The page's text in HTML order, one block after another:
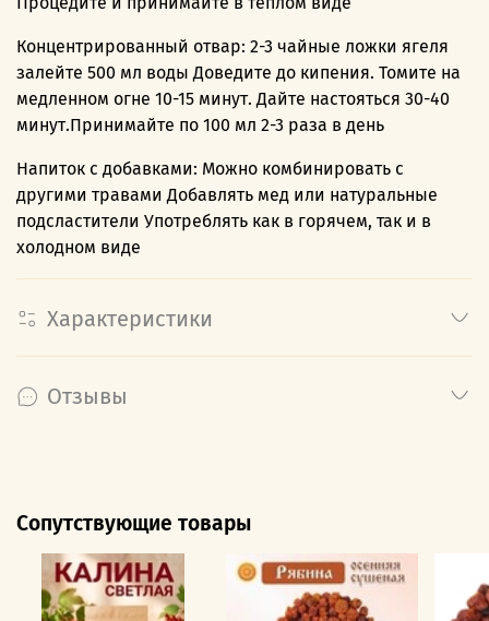
Концентрированный отвар: 2-3 чайные ложки ягеля
залейте 500 мл воды Доведите до кипения. Томите на
медленном огне 10-15 минут. Дайте настояться 30-40
минут.Принимайте по 100 мл 2-3 раза в день
Напиток с добавками: Можно комбинировать с
другими травами Добавлять мед или натуральные
подсластители Употреблять как в горячем, так и в
холодном виде
Характеристики
Отзывы
Сопутствующие товары